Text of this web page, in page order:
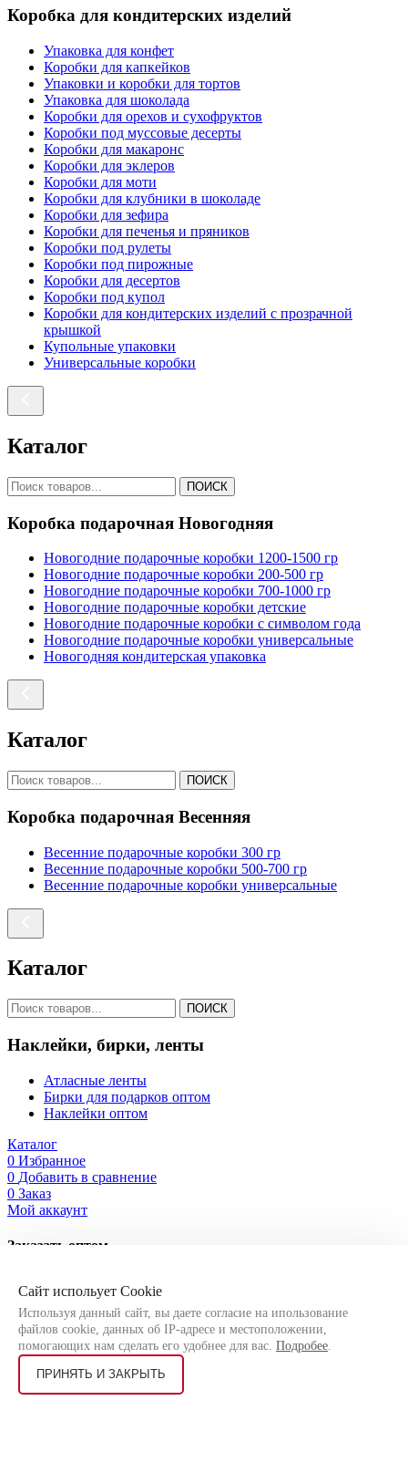
Сайт испольует Cookie
Используя данный сайт, вы даете согласие на ипользование
файлов cookie, данных об IP-адресе и местоположении,
помогающих нам сделать его удобнее для вас. Подробее.
ПРИНЯТЬ И ЗАКРЫТЬ
Коробка для кондитерских изделий
Упаковка для конфет
Коробки для капкейков
Упаковки и коробки для тортов
Упаковка для шоколада
Коробки для орехов и сухофруктов
Коробки под муссовые десерты
Коробки для макаронс
Коробки для эклеров
Коробки для моти
Коробки для клубники в шоколаде
Коробки для зефира
Коробки для печенья и пряников
Коробки под рулеты
Коробки под пирожные
Коробки для десертов
Коробки под купол
Коробки для кондитерских изделий с прозрачной
крышкой
Купольные упаковки
Универсальные коробки
Каталог
ПОИСК
Коробка подарочная Новогодняя
Новогодние подарочные коробки 1200-1500 гр
Новогодние подарочные коробки 200-500 гр
Новогодние подарочные коробки 700-1000 гр
Новогодние подарочные коробки детские
Новогодние подарочные коробки с символом года
Новогодние подарочные коробки универсальные
Новогодняя кондитерская упаковка
Каталог
ПОИСК
Коробка подарочная Весенняя
Весенние подарочные коробки 300 гр
Весенние подарочные коробки 500-700 гр
Весенние подарочные коробки универсальные
Каталог
ПОИСК
Наклейки, бирки, ленты
Атласные ленты
Бирки для подарков оптом
Наклейки оптом
Каталог
0 Избранное
0 Добавить в сравнение
0 Заказ
Мой аккаунт
Заказать оптом
с Вами!
обработку персональных данных